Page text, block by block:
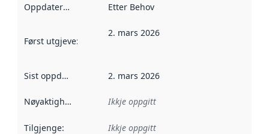
Oppdateringsfrekvens :
Etter Behov
Først utgjeve:
2. mars 2026
Sist oppdatert 2. mars 2026
Nøyaktigheit Ikkje oppgitt
Tilgjenge: Ikkje oppgitt